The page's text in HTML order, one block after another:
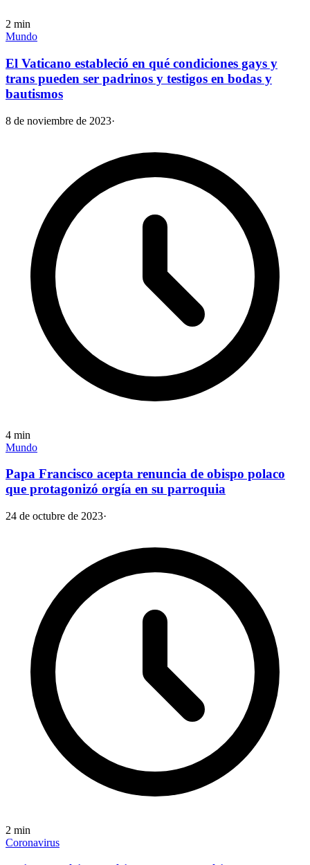
2 min
Mundo
El Vaticano estableció en qué condiciones gays y
trans pueden ser padrinos y testigos en bodas y
bautismos
8 de noviembre de 2023·
4 min
Mundo
Papa Francisco acepta renuncia de obispo polaco
que protagonizó orgía en su parroquia
24 de octubre de 2023·
2 min
Coronavirus